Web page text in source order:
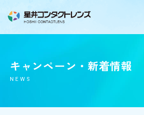
キャンペーン・新着情報
NEWS